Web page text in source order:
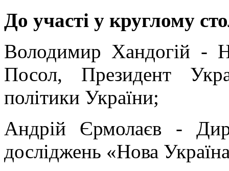
До участі у круглому
Володимир Хандогій -
Посол, Президент
політики України;
Андрій Єрмолаєв -
досліджень «Нова